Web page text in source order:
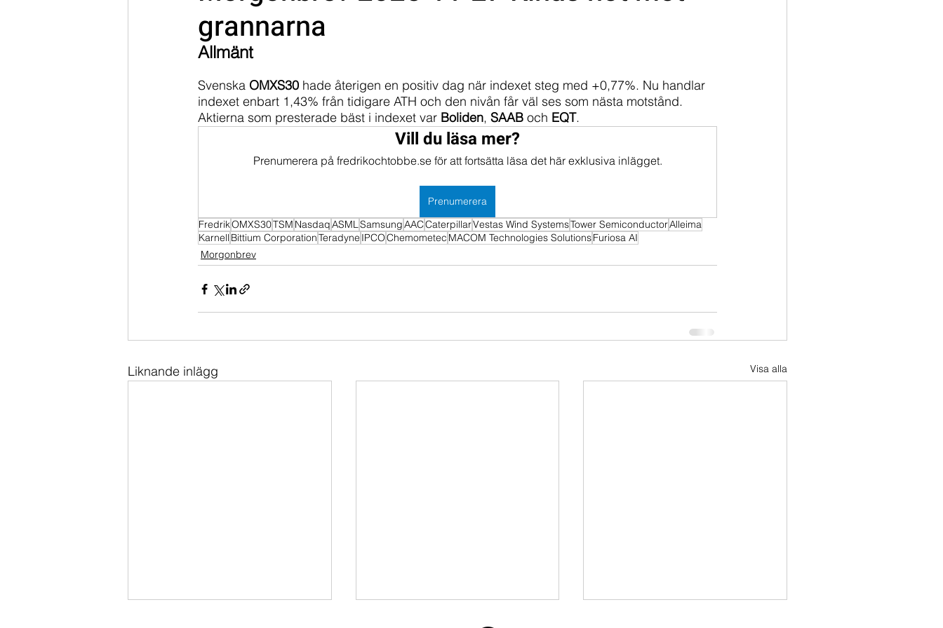
Dippköparportföljen Momentumportföljen
grannarna
Allmänt
Svenska OMXS30 hade återigen en positiv dag när indexet steg med +0,77%. Nu handlar
indexet enbart 1,43% från tidigare ATH och den nivån får väl ses som nästa motstånd.
Aktierna som presterade bäst i indexet var Boliden, SAAB och EQT.
Vill du läsa mer?
Prenumerera på fredrikochtobbe.se för att fortsätta läsa det här exklusiva inlägget.
Prenumerera
FredrikOMXS30TSM NasdaqASMLSamsungAACCaterpillarVestas Wind SystemsTower SemiconductorAlleima
Karnell Bittium CorporationTeradyne IPCOChemometec MACOM Technologies SolutionsFuriosa AI
Morgonbrev
Liknande inlägg Visa alla